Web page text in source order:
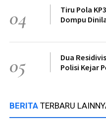
04
Tiru Pola
Dompu
05
Dua
Polisi Kejar
BERITA TERBARU